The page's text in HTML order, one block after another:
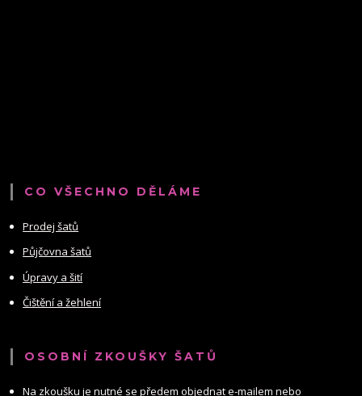
CO VŠECHNO DĚLÁME
Prodej šatů
Půjčovna šatů
Úpravy a šití
Čištění a žehlení
OSOBNÍ ZKOUŠKY ŠATŮ
Na zkoušku je nutné se předem objednat e-mailem nebo